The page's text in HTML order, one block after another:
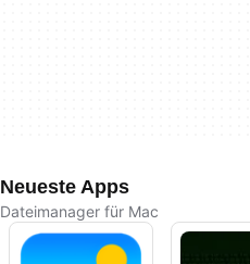
Neueste Apps
Dateimanager für Mac